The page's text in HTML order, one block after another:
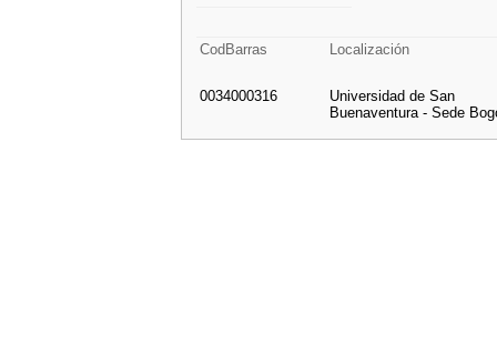
CodBarras Localización
0034000316
Universidad de San
Buenaventura - Sede